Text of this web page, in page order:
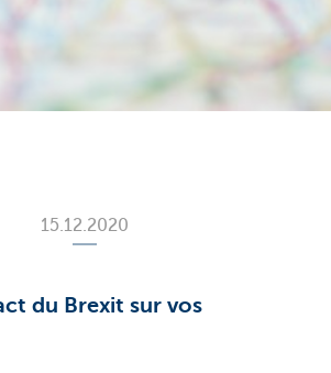
15.12.2020
du Brexit sur vos